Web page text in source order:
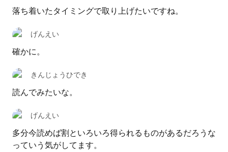
落ち着いたタイミングで取り上げたいですね。
げんえい
確かに。
きんじょうひでき
読んでみたいな。
げんえい
多分今読めば割といろいろ得られるものがあるだろうな
っていう気がしてます。